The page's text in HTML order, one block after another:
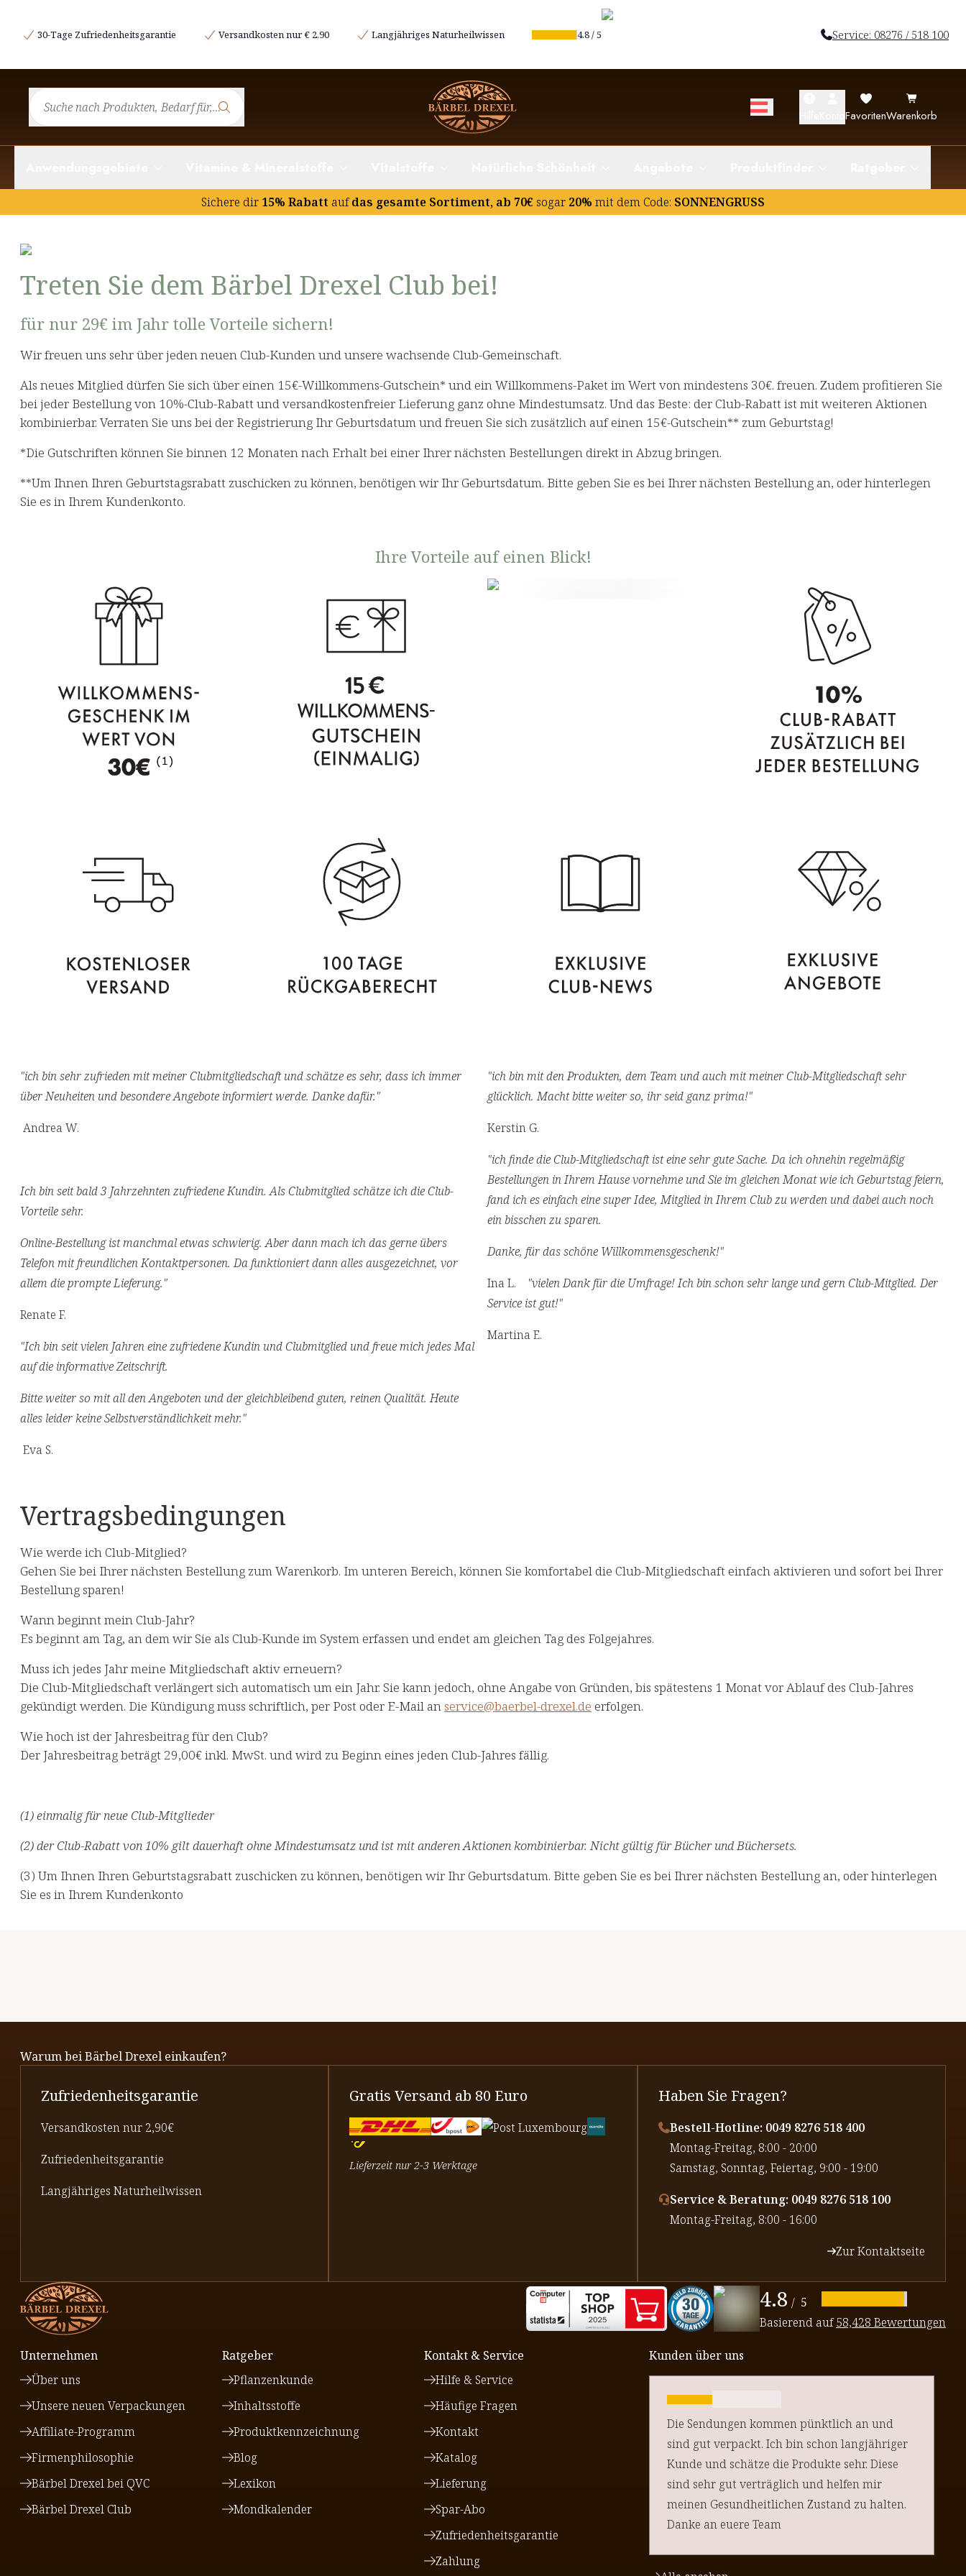
30-Tage Zufriedenheitsgarantie Versandkosten nur € 2,90 Langjähriges Naturheilwissen 4.8/5 Service: 08276 / 518 100
FavoritenWarenkorb
Sichere dir 15% Rabatt aufdas gesamte Sortiment, ab 70€ sogar 20% mit dem Code: SONNENGRUSS
Treten Sie dem Bärbel Drexel Club bei!
für nur 29€ im Jahr tolle Vorteile sichern!
Wir freuen uns sehr über jeden neuen Club-Kunden und unsere wachsende Club-Gemeinschaft.
Als neues Mitglied dürfen Sie sich über einen 15€-Willkommens-Gutschein* und ein Willkommens-Paket im Wert von mindestens 30€. freuen. Zudem profitieren Sie
bei jeder Bestellung von 10%-Club-Rabatt und versandkostenfreier Lieferung ganz ohne Mindestumsatz. Und das Beste: der Club-Rabatt ist mit weiteren Aktionen
kombinierbar. Verraten Sie uns bei der Registrierung Ihr Geburtsdatum und freuen Sie sich zusätzlich auf einen 15€-Gutschein** zum Geburtstag!
*Die Gutschriften können Sie binnen 12 Monaten nach Erhalt bei einer Ihrer nächsten Bestellungen direkt in Abzug bringen.
**Um Ihnen Ihren Geburtstagsrabatt zuschicken zu können, benötigen wir Ihr Geburtsdatum. Bitte geben Sie es bei Ihrer nächsten Bestellung an, oder hinterlegen
Sie es in Ihrem Kundenkonto.
Ihre Vorteile auf einen Blick!
"ich bin sehr zufrieden mit meiner Clubmitgliedschaft und schätze es sehr, dass ich immer
über Neuheiten und besondere Angebote informiert werde. Danke dafür."
Andrea W.
Ich bin seit bald 3 Jahrzehnten zufriedene Kundin. Als Clubmitglied schätze ich die Club-
Vorteile sehr.
Online-Bestellung ist manchmal etwas schwierig. Aber dann mach ich das gerne übers
Telefon mit freundlichen Kontaktpersonen. Da funktioniert dann alles ausgezeichnet, vor
allem die prompte Lieferung."
Renate F.
"Ich bin seit vielen Jahren eine zufriedene Kundin und Clubmitglied und freue mich jedes Mal
auf die informative Zeitschrift.
Bitte weiter so mit all den Angeboten und der gleichbleibend guten, reinen Qualität. Heute
alles leider keine Selbstverständlichkeit mehr."
Eva S.
"ich bin mit den Produkten, dem Team und auch mit meiner Club-Mitgliedschaft sehr
glücklich. Macht bitte weiter so, ihr seid ganz prima!"
Kerstin G.
"ich finde die Club-Mitgliedschaft ist eine sehr gute Sache. Da ich ohnehin regelmäßig
Bestellungen in Ihrem Hause vornehme und Sie im gleichen Monat wie ich Geburtstag feiern,
fand ich es einfach eine super Idee, Mitglied in Ihrem Club zu werden und dabei auch noch
ein bisschen zu sparen.
Danke, für das schöne Willkommensgeschenk!"
Ina L. ⁠ ⁠
"vielen Dank für die Umfrage! Ich bin schon sehr lange und gern Club-Mitglied. Der
Service ist gut!"
Martina E.
Vertragsbedingungen
Wie werde ich Club-Mitglied?
Gehen Sie bei Ihrer nächsten Bestellung zum Warenkorb. Im unteren Bereich, können Sie komfortabel die Club-Mitgliedschaft einfach aktivieren​ und sofort bei Ihrer
Bestellung sparen!
Wann beginnt mein Club-Jahr?
⁠Es beginnt am Tag, an dem wir Sie als Club-Kunde im System erfassen und endet am gleichen Tag des Folgejahres.​
Muss ich jedes Jahr meine Mitgliedschaft aktiv erneuern?
⁠Die Club-Mitgliedschaft verlängert sich automatisch um ein Jahr. Sie kann jedoch, ohne Angabe von Gründen, bis spätestens 1 Monat vor Ablauf des Club-Jahres
gekündigt werden. Die Kündigung muss schriftlich, per Post oder E-Mail an service@baerbel-drexel.de erfolgen.​
Wie hoch ist der Jahresbeitrag für den Club?
⁠Der Jahresbeitrag beträgt 29,00€ inkl. MwSt. und wird zu Beginn eines jeden Club-Jahres fällig.
(1) einmalig für neue Club-Mitglieder​
(2) der Club-Rabatt von 10% gilt dauerhaft ohne Mindestumsatz und ist mit anderen Aktionen kombinierbar. Nicht gültig für Bücher und Büchersets.​
(3) Um Ihnen Ihren Geburtstagsrabatt zuschicken zu können, benötigen wir Ihr Geburtsdatum. Bitte geben Sie es bei Ihrer nächsten Bestellung an, oder hinterlegen
Sie es in Ihrem Kundenkonto
Warum bei Bärbel Drexel einkaufen?
Zufriedenheitsgarantie
Versandkosten nur 2,90€
Zufriedenheitsgarantie
Langjähriges Naturheilwissen
Gratis Versand ab 80 Euro
Lieferzeit nur 2-3 Werktage
Haben Sie Fragen?
Bestell-Hotline: 0049 8276 518 400
⁠Montag-Freitag, 8:00 - 20:00
⁠Samstag, Sonntag, Feiertag, 9:00 - 19:00
Service & Beratung: 0049 8276 518 100
⁠Montag-Freitag, 8:00 - 16:00
Zur Kontaktseite
4.8 / 5
Basierend auf58,428 Bewertungen
Unternehmen
Über uns
Unsere neuen Verpackungen
Affiliate-Programm
Firmenphilosophie
Bärbel Drexel bei QVC
Bärbel Drexel Club
Ratgeber
Pflanzenkunde
Inhaltsstoffe
Produktkennzeichnung
Blog
Lexikon
Mondkalender
Kontakt & Service
Hilfe & Service
Häufige Fragen
Kontakt
Katalog
Lieferung
Spar-Abo
Zufriedenheitsgarantie
Zahlung
Kunden über uns
Die Sendungen kommen pünktlich an und
sind gut verpackt. Ich bin schon langjähriger
Kunde und schätze die Produkte sehr. Diese
sind sehr gut verträglich und helfen mir
meinen Gesundheitlichen Zustand zu halten.
Danke an euere Team